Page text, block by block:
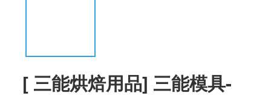
[ 三能烘焙用品] 三能模具-